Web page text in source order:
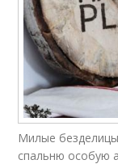
Милые
спальню особую